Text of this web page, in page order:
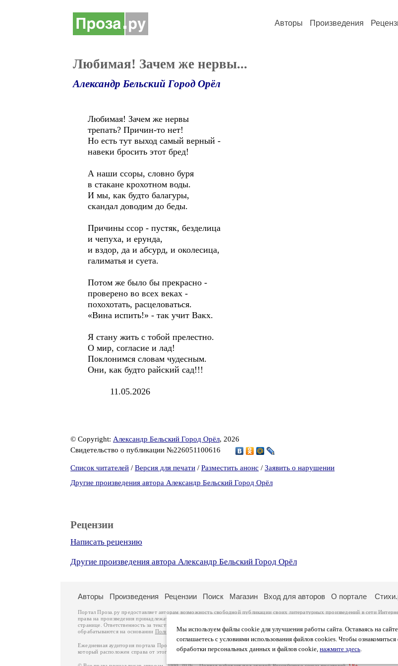
Авторы Произведения
Любимая! Зачем же нервы...
Александр Бельский Город Орёл
Любимая! Зачем же нервы
трепать? Причин-то нет!
Но есть тут выход самый верный -
навеки бросить этот бред!
А наши ссоры, словно буря
в стакане крохотном воды.
И мы, как будто балагуры,
скандал доводим до беды.
Причины ссор - пустяк, безделица
и чепуха, и ерунда,
и вздор, да и абсурд, и околесица,
галиматья и суета.
Потом же было бы прекрасно -
проверено во всех веках -
похохотать, расцеловаться.
«Вина испить!» - так учит Вакх.
Я стану жить с тобой прелестно.
О мир, согласие и лад!
Поклонимся словам чудесным.
Они, как будто райский сад!!!
11.05.2026
© Copyright: Александр Бельский Город Орёл, 2026
Свидетельство о публикации №226051100616
Список читателей / Версия для печати / Разместить анонс / Заявить о нарушении
Другие произведения автора Александр Бельский Город Орёл
Рецензии
Написать рецензию
Другие произведения автора Александр Бельский Город Орёл
Мы используем файлы cookie для улучшения работы сайта. Оставаясь на
соглашаетесь с условиями использования файлов cookies. Чтобы
обработки персональных данных и файлов cookie, нажмите здесь.
Авторы Произведения Рецензии Поиск Магазин Вход для авторов О портале
Портал Проза.ру предоставляет авторам возможность свободной публикации своих литературных произведений в сети
права на произведения принадлежат авторам и охраняются
. Перепечатка произведений возможна только с согласия
странице. Ответственность за тексты произведений авторы несут самостоятельно на основании
обрабатываются на основании Политики обработки персональных данных. Вы также можете посмотреть более подробную
Ежедневная аудитория портала Проза.ру – порядка 100 тысяч посетителей, которые в общей сумме просматривают более
который расположен справа от этого текста. В каждой графе указано по две цифры: количество просмотров и количество